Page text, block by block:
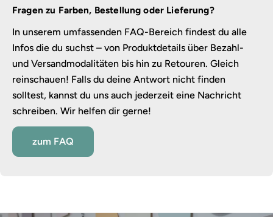
Fragen zu Farben, Bestellung oder Lieferung?
In unserem umfassenden FAQ-Bereich findest du alle
Infos die du suchst – von Produktdetails über Bezahl-
und Versandmodalitäten bis hin zu Retouren. Gleich
reinschauen! Falls du deine Antwort nicht finden
solltest, kannst du uns auch jederzeit eine Nachricht
schreiben. Wir helfen dir gerne!
zum FAQ